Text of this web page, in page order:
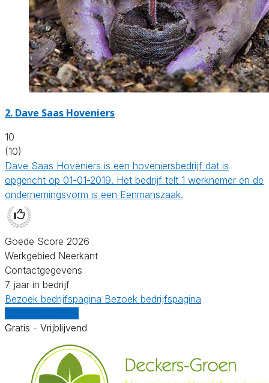
2. Dave Saas Hoveniers
10
(10)
Dave Saas Hoveniers is een hoveniersbedrijf dat is
opgericht op 01-01-2019. Het bedrijf telt 1 werknemer en de
ondernemingsvorm is een Eenmanszaak.
Goede Score 2026
Werkgebied Neerkant
Contactgegevens
7 jaar in bedrijf
Bezoek bedrijfspagina Bezoek bedrijfspagina
Gratis - Vrijblijvend